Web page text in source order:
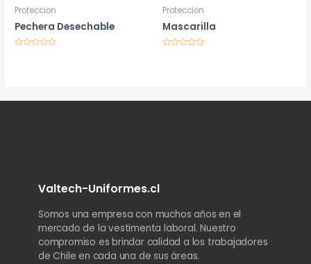
5
5
Proteccion
Pechera Desechable
Proteccion
Mascarilla
Valtech-Uniformes.cl
Somos una empresa con muchos años en el
mercado de la vestimenta laboral. Nuestro
compromiso es brindar calidad a los trabajadores
de Chile en cada una de sus áreas.